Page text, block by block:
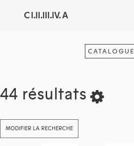
C I.II.III.IV. A
CATALOGUE
44 résultats
MODIFIER LA RECHERCHE